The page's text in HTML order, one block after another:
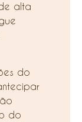
alta
do
do